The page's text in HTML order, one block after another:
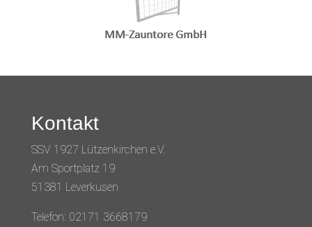
Kontakt
SSV 1927 Lützenkirchen e.V.
Am Sportplatz 19
51381 Leverkusen
Telefon: 02171 3668179